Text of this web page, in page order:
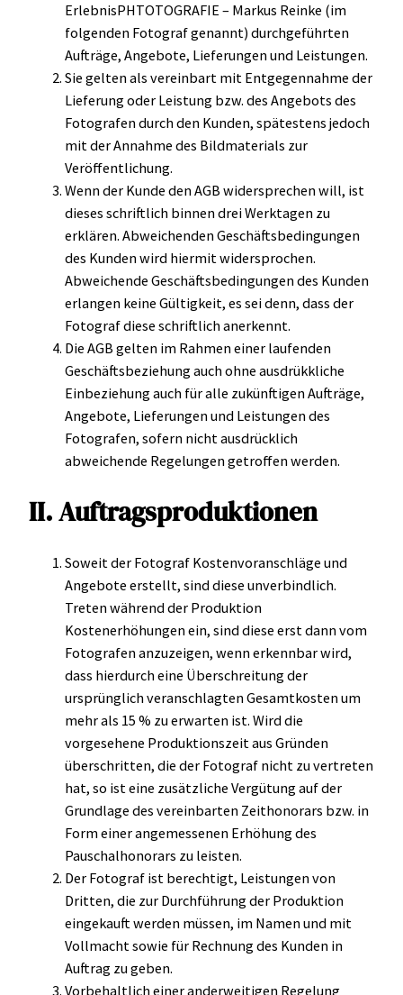
ErlebnisPHTOTOGRAFIE – Markus Reinke (im
folgenden Fotograf genannt) durchgeführten
Aufträge, Angebote, Lieferungen und Leistungen.
Sie gelten als vereinbart mit Entgegennahme der
Lieferung oder Leistung bzw. des Angebots des
Fotografen durch den Kunden, spätestens jedoch
mit der Annahme des Bildmaterials zur
Veröffentlichung.
Wenn der Kunde den AGB widersprechen will, ist
dieses schriftlich binnen drei Werktagen zu
erklären. Abweichenden Geschäftsbedingungen
des Kunden wird hiermit widersprochen.
Abweichende Geschäftsbedingungen des Kunden
erlangen keine Gültigkeit, es sei denn, dass der
Fotograf diese schriftlich anerkennt.
Die AGB gelten im Rahmen einer laufenden
Geschäftsbeziehung auch ohne ausdrükkliche
Einbeziehung auch für alle zukünftigen Aufträge,
Angebote, Lieferungen und Leistungen des
Fotografen, sofern nicht ausdrücklich
abweichende Regelungen getroffen werden.
II. Auftragsproduktionen
Soweit der Fotograf Kostenvoranschläge und
Angebote erstellt, sind diese unverbindlich.
Treten während der Produktion
Kostenerhöhungen ein, sind diese erst dann vom
Fotografen anzuzeigen, wenn erkennbar wird,
dass hierdurch eine Überschreitung der
ursprünglich veranschlagten Gesamtkosten um
mehr als 15 % zu erwarten ist. Wird die
vorgesehene Produktionszeit aus Gründen
überschritten, die der Fotograf nicht zu vertreten
hat, so ist eine zusätzliche Vergütung auf der
Grundlage des vereinbarten Zeithonorars bzw. in
Form einer angemessenen Erhöhung des
Pauschalhonorars zu leisten.
Der Fotograf ist berechtigt, Leistungen von
Dritten, die zur Durchführung der Produktion
eingekauft werden müssen, im Namen und mit
Vollmacht sowie für Rechnung des Kunden in
Auftrag zu geben.
Vorbehaltlich einer anderweitigen Regelung